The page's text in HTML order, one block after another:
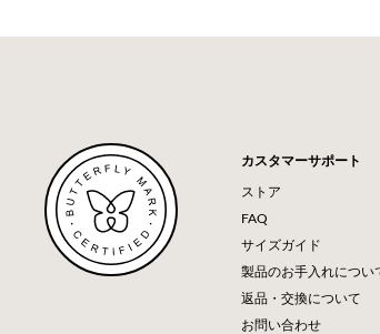
カスタマーサポート
ストア
FAQ
サイズガイド
製品のお手入れについ
返品・交換について
お問い合わせ